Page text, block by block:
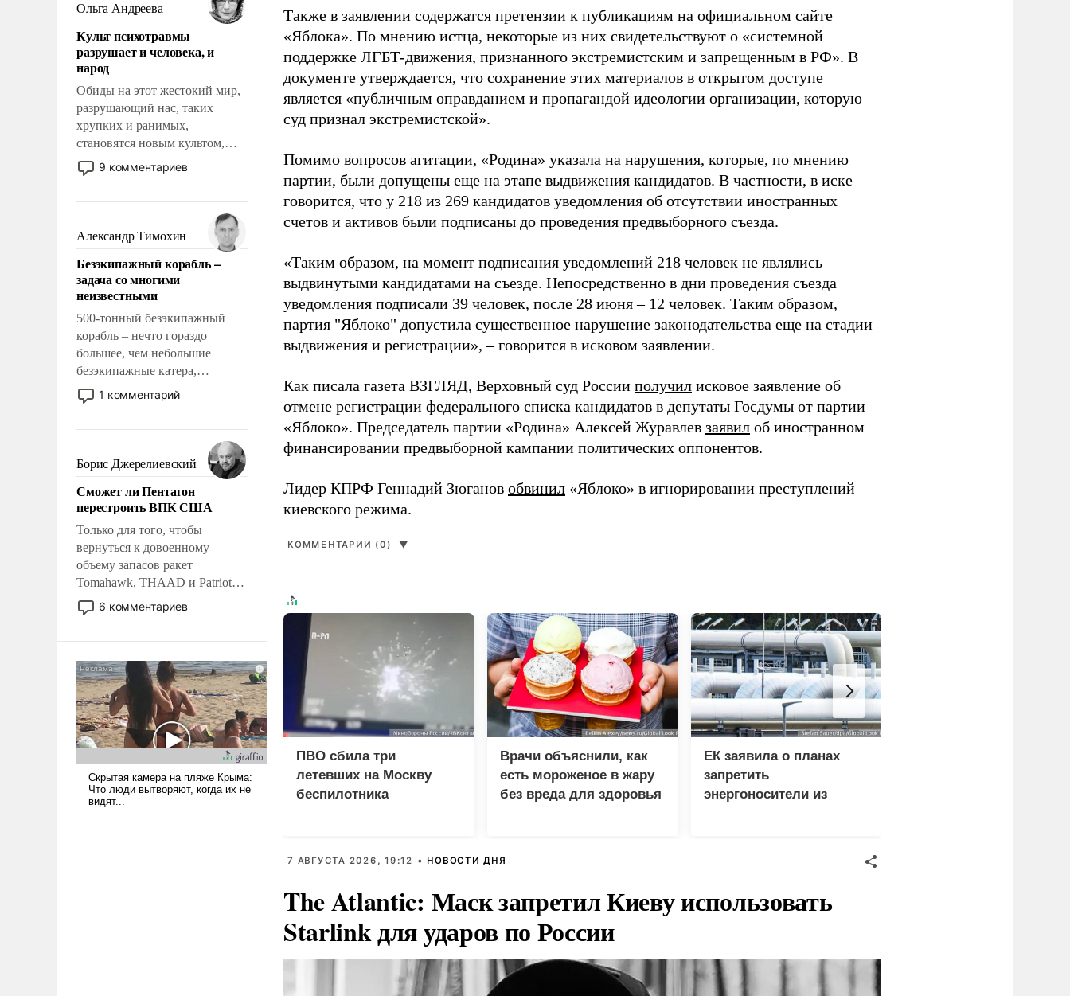
Ольга Андреева
Культ психотравмы
разрушает и человека, и
народ
Обиды на этот жестокий мир,
разрушающий нас, таких
хрупких и ранимых,
становятся новым культом,
постепенно вытесняя и
отменяя традиционное
мужественным и твердым под
ударами судьбы, брать на себя
ответственность, помогать
слабым, идти вперед и
адаптироваться.
9 комментариев
Александр Тимохин
Безэкипажный корабль –
задача со многими
неизвестными
500-тонный безэкипажный
корабль – нечто гораздо
большее, чем небольшие
безэкипажные катера,
применение которых уже
стало обыденностью. Задача по
сложна и амбициозна. Однако
и ее реализация радикально
поднимет наши боевые
возможности.
1 комментарий
Борис Джерелиевский
Сможет ли Пентагон
перестроить ВПК США
Только для того, чтобы
вернуться к довоенному
объему запасов ракет
Tomahawk, THAAD и Patriot
США потребуется более трех
лет. Даже небольшая война с
Сложившаяся ситуация
означает многолетний период
уязвимости США, например,
перед Китаем.
6 комментариев
Также в заявлении содержатся претензии к публикациям на официальном сайте
«Яблока». По мнению истца, некоторые из них свидетельствуют о «системной
поддержке ЛГБТ-движения, признанного экстремистским и запрещенным в РФ». В
документе утверждается, что сохранение этих материалов в открытом доступе
является «публичным оправданием и пропагандой идеологии организации, которую
суд признал экстремистской».
Помимо вопросов агитации, «Родина» указала на нарушения, которые, по мнению
партии, были допущены еще на этапе выдвижения кандидатов. В частности, в иске
говорится, что у 218 из 269 кандидатов уведомления об отсутствии иностранных
счетов и активов были подписаны до проведения предвыборного съезда.
«Таким образом, на момент подписания уведомлений 218 человек не являлись
выдвинутыми кандидатами на съезде. Непосредственно в дни проведения съезда
уведомления подписали 39 человек, после 28 июня – 12 человек. Таким образом,
партия "Яблоко" допустила существенное нарушение законодательства еще на стадии
выдвижения и регистрации», – говорится в исковом заявлении.
Как писала газета ВЗГЛЯД, Верховный суд России получил исковое заявление об
отмене регистрации федерального списка кандидатов в депутаты Госдумы от партии
«Яблоко». Председатель партии «Родина» Алексей Журавлев заявил об иностранном
финансировании предвыборной кампании политических оппонентов.
Лидер КПРФ Геннадий Зюганов обвинил «Яблоко» в игнорировании преступлений
киевского режима.
КОММЕНТАРИИ (0) ▼
ПВО сбила три
летевших на Москву
беспилотника
Врачи объяснили, как
есть мороженое в жару
без вреда для здоровья
ЕК заявила о планах
запретить
энергоносители из
7 АВГУСТА 2026, 19:12 • НОВОСТИ ДНЯ
The Atlantic: Маск запретил Киеву использовать
Starlink для ударов по России